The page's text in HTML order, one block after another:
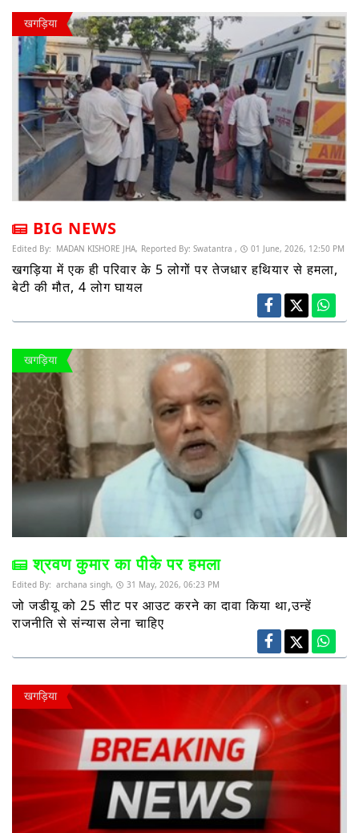
खगड़िया
BIG NEWS
Edited By: MADAN KISHORE JHA, Reported By: Swatantra , 01 June, 2026, 12:50 PM
खगड़िया में एक ही परिवार के 5 लोगों पर तेजधार हथियार से हमला,
बेटी की मौत, 4 लोग घायल
खगड़िया
श्रवण कुमार का पीके पर हमला
Edited By: archana singh, 31 May, 2026, 06:23 PM
जो जडीयू को 25 सीट पर आउट करने का दावा किया था,उन्हें
राजनीति से संन्यास लेना चाहिए
खगड़िया